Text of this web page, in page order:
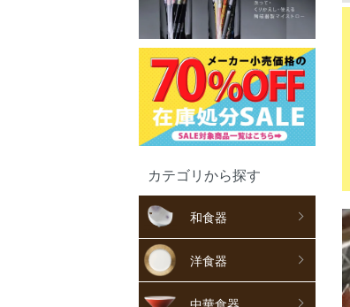
カテゴリから探す
和食器
洋食器